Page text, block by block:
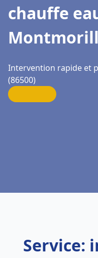
chauffe
Intervention rapide et
(86500)
Service: